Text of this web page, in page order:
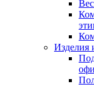
Изделия